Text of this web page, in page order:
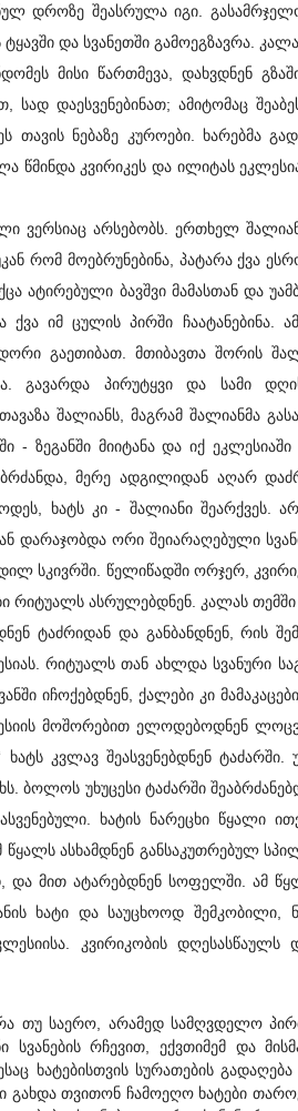
დროზე შეასრულა იგი.
და სვანეთში გამოეგზავრა.
მისი წართმევა, დახვდნენ
სად დაესვენებინათ; ამიტომაც
თავის ნებაზე კუროები. ხარებმა
კვირიკეს და ილიტას
არსებობს. ერთხელ
რომ მოებრუნებინა, პატარა ქვა
ბავშვი მამასთან და
იმ ცულის პირში ჩაატანებინა.
გაეთიბათ. მთიბავთა შორის
გავარდა პირუტყვი და სამი
შალიანს, მაგრამ შალიანმა
- ზეგანში მიიტანა და იქ
მერე ადგილიდან აღარ
ხატს კი - შალიანი შეარქვეს.
დარაჯობდა ორი შეიარაღებული
სკივრში. წელიწადში ორჯერ,
რიტუალს ასრულებდნენ. კალას
ტაძრიდან და განბანდნენ, რის
რიტუალს თან ახლდა სვანური
იჩოქებდნენ, ქალები კი
მოშორებით ელოდებოდნენ
კვლავ შეასვენებდნენ
უხუცესი ტაძარში
ხატის ნარეცხი წყალი
ასხამდნენ განსაკუთრებულ
და მით ატარებდნენ სოფელში. ამ
ხატი და საუცხოოდ შემკობილი,
კვირიკობის დღესასწაულს
საერო, არამედ სამღვდელო
სვანების რჩევით, ექვთიმემ და
ხატებისთვის სურათების
თვითონ ჩამოეღო ხატები